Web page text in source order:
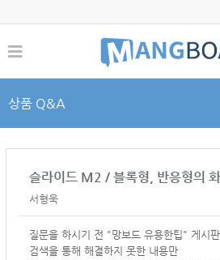
상품 Q&A
슬라이드 M2 / 블록형, 반응형의
서형욱
질문을 하시기 전 "망보드 유용한팁" 게시
검색을 통해 해결하지 못한 내용만